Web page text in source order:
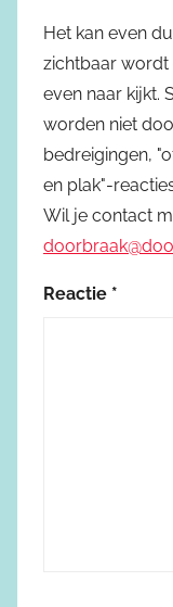
Het kan even
zichtbaar wordt
even naar kijkt.
worden niet
bedreigingen,
en plak"-
Wil je contact
Reactie *